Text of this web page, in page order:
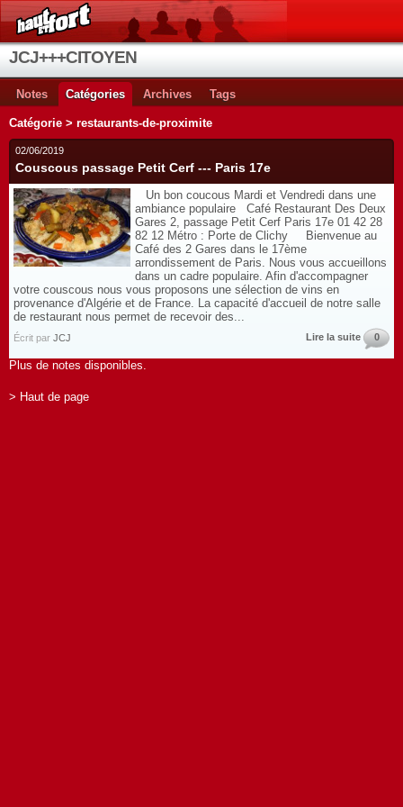
JCJ+++CITOYEN
Notes Catégories Archives Tags
Catégorie > restaurants-de-proximite
02/06/2019
Couscous passage Petit Cerf --- Paris 17e
Un bon coucous Mardi et Vendredi dans une
ambiance populaire Café Restaurant Des Deux
Gares 2, passage Petit Cerf Paris 17e 01 42 28
82 12 Métro : Porte de Clichy Bienvenue au
Café des 2 Gares dans le 17ème
arrondissement de Paris. Nous vous accueillons
dans un cadre populaire. Afin d'accompagner
votre couscous nous vous proposons une sélection de vins en
provenance d'Algérie et de France. La capacité d'accueil de notre salle
de restaurant nous permet de recevoir des...
Écrit par JCJ Lire la suite 0
Plus de notes disponibles.
> Haut de page